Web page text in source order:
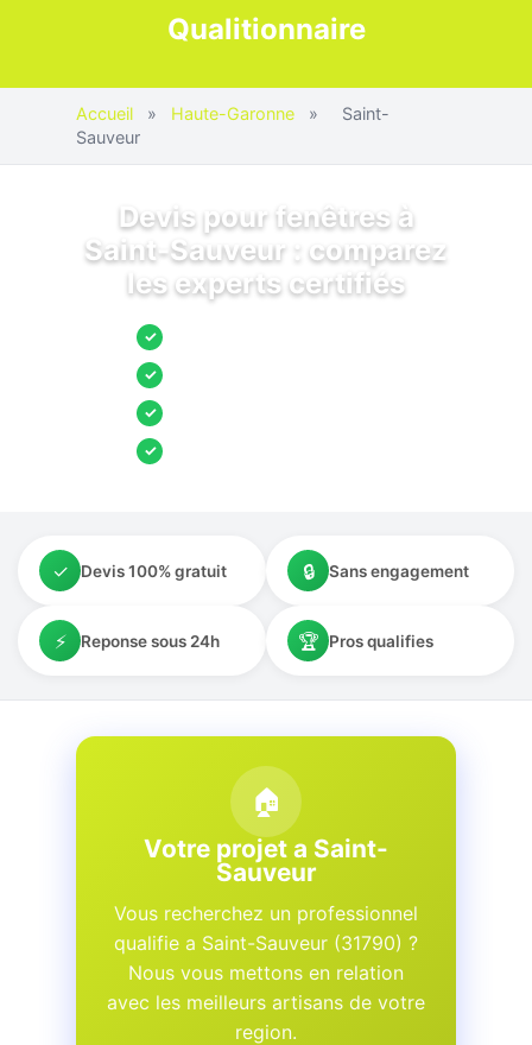
Qualitionnaire
Accueil » Haute-Garonne »
Saint-
Sauveur
Devis pour fenêtres à
Saint-Sauveur : comparez
les experts certifiés
✓
✓
✓
✓
✓ Devis 100% gratuit 🔒 Sans engagement
⚡ Reponse sous 24h 🏆 Pros qualifies
🏠
Votre projet a Saint-
Sauveur
Vous recherchez un professionnel
qualifie a Saint-Sauveur (31790) ?
Nous vous mettons en relation
avec les meilleurs artisans de votre
region.